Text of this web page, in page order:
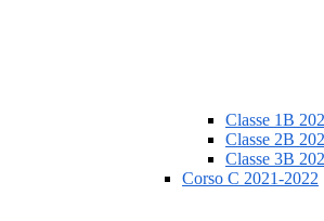
Classe 1B
Classe 2B
Classe 3B
Corso C 2021-2022